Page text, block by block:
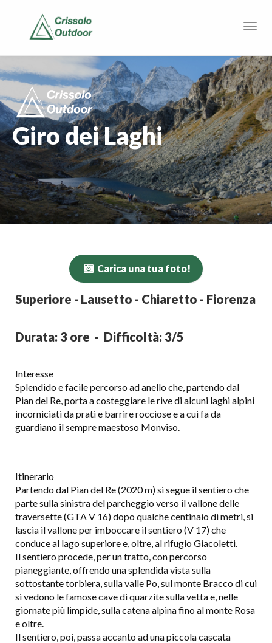
Giro dei Laghi
Carica una tua foto!
Superiore - Lausetto - Chiaretto - Fiorenza
Durata: 3 ore - Difficoltà: 3/5
Interesse
Splendido e facile percorso ad anello che, partendo dal
Pian del Re, porta a costeggiare le rive di alcuni laghi alpini
incorniciati da prati e barrire rocciose e a cui fa da
guardiano il sempre maestoso Monviso.
Itinerario
Partendo dal Pian del Re (2020 m) si segue il sentiero che
parte sulla sinistra del parcheggio verso il vallone delle
traversette (GTA V 16) dopo qualche centinaio di metri, si
lascia il vallone per imboccare il sentiero (V 17) che
conduce al lago superiore e, oltre, al rifugio Giacoletti.
Il sentiero procede, per un tratto, con percorso
pianeggiante, offrendo una splendida vista sulla
sottostante torbiera, sulla valle Po, sul monte Bracco di cui
si vedono le famose cave di quarzite sulla vetta e, nelle
giornate più limpide, sulla catena alpina fino al monte Rosa
e oltre.
Il sentiero, poi, passa accanto ad una piccola cascata